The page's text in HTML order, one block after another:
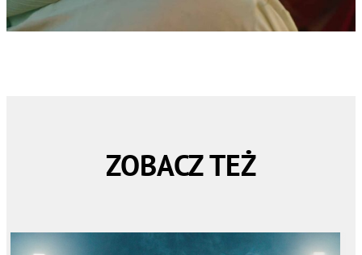
ZOBACZ TEŻ